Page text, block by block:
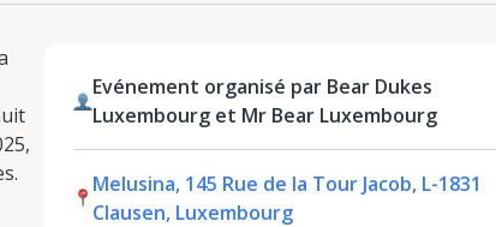
Evénement organisé par Bear Dukes
Luxembourg et Mr Bear Luxembourg
Melusina, 145 Rue de la Tour Jacob, L-1831
Clausen, Luxembourg